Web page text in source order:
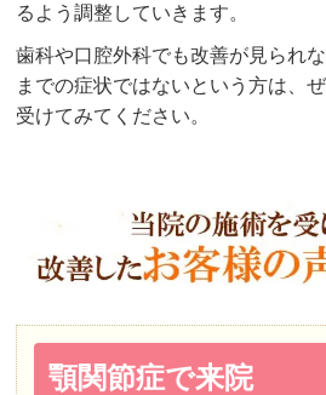
るよう調整していきます。
歯科や口腔外科でも改善が見られ
までの症状ではないという方は、
受けてみてください。
顎関節症で来院